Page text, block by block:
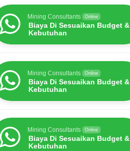
Mining Consultants Online
Biaya Di Sesuaikan Budget &
Kebutuhan
Mining Consultants Online
Biaya Di Sesuaikan Budget &
Kebutuhan
Mining Consultants Online
Biaya Di Sesuaikan Budget &
Kebutuhan